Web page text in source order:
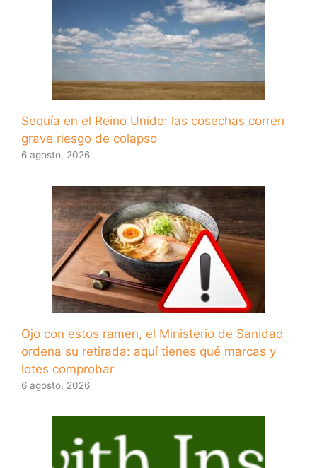
Sequía en el Reino Unido: las cosechas corren
grave riesgo de colapso
6 agosto, 2026
Ojo con estos ramen, el Ministerio de Sanidad
ordena su retirada: aquí tienes qué marcas y
lotes comprobar
6 agosto, 2026